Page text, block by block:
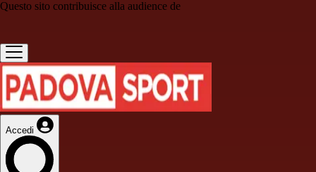
Questo sito contribuisce alla audience de
Accedi